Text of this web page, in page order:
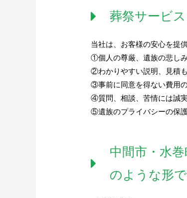
葬祭サービ
当社は、お客様の安心を提
①個人の尊厳、遺族の悲し
②わかりやすい説明、見積
③事前に同意を得ない費用
④質問、相談、苦情には誠実
⑤遺族のプライバシーの保
中間市・水
のような形